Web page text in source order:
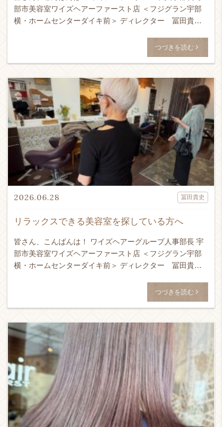
部市美容室ワイズヘアーファースト店 ＜フジグラン宇部
横・ホームセンターダイキ前＞ ディレクター 冨田貴史
つづきを読む
リラックスできる美容室を探している方へ
2026.06.28 冨田貴史
皆さん、こんばんは！ ワイズヘアーグループ人事部長 宇
部市美容室ワイズヘアーファースト店 ＜フジグラン宇部
横・ホームセンターダイキ前＞ ディレクター 冨田貴史
つづきを読む